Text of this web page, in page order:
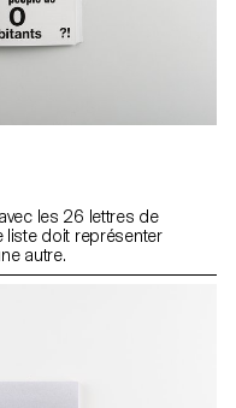
les 26 lettres de
liste doit représenter
autre.